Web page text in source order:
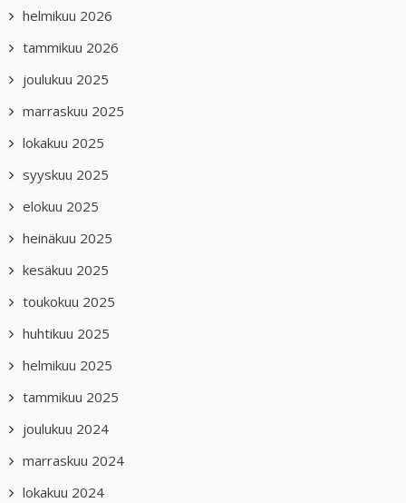
helmikuu 2026
tammikuu 2026
joulukuu 2025
marraskuu 2025
lokakuu 2025
syyskuu 2025
elokuu 2025
heinäkuu 2025
kesäkuu 2025
toukokuu 2025
huhtikuu 2025
helmikuu 2025
tammikuu 2025
joulukuu 2024
marraskuu 2024
lokakuu 2024